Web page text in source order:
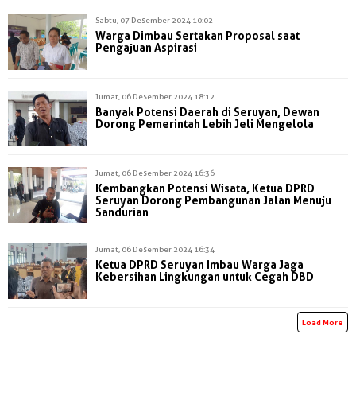
Sabtu, 07 Desember 2024 10:02
Warga Dimbau Sertakan Proposal saat
Pengajuan Aspirasi
Jumat, 06 Desember 2024 18:12
Banyak Potensi Daerah di Seruyan, Dewan
Dorong Pemerintah Lebih Jeli Mengelola
Jumat, 06 Desember 2024 16:36
Kembangkan Potensi Wisata, Ketua DPRD
Seruyan Dorong Pembangunan Jalan Menuju
Sandurian
Jumat, 06 Desember 2024 16:34
Ketua DPRD Seruyan Imbau Warga Jaga
Kebersihan Lingkungan untuk Cegah DBD
Load More